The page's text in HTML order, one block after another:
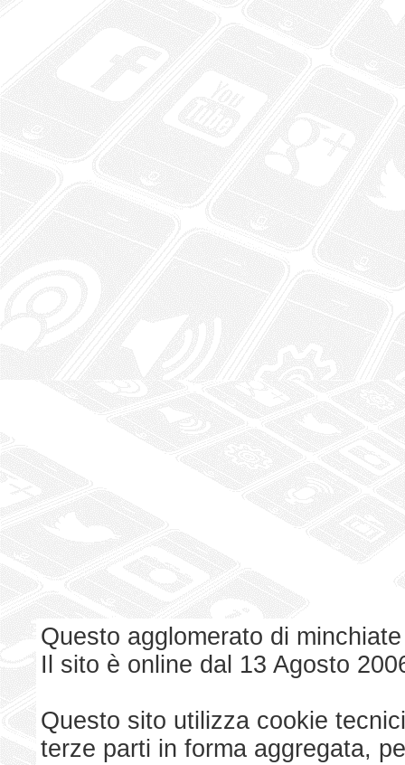
Questo agglomerato di
Il sito è online dal 13 Agosto
Questo sito utilizza cookie
terze parti in forma aggregata,